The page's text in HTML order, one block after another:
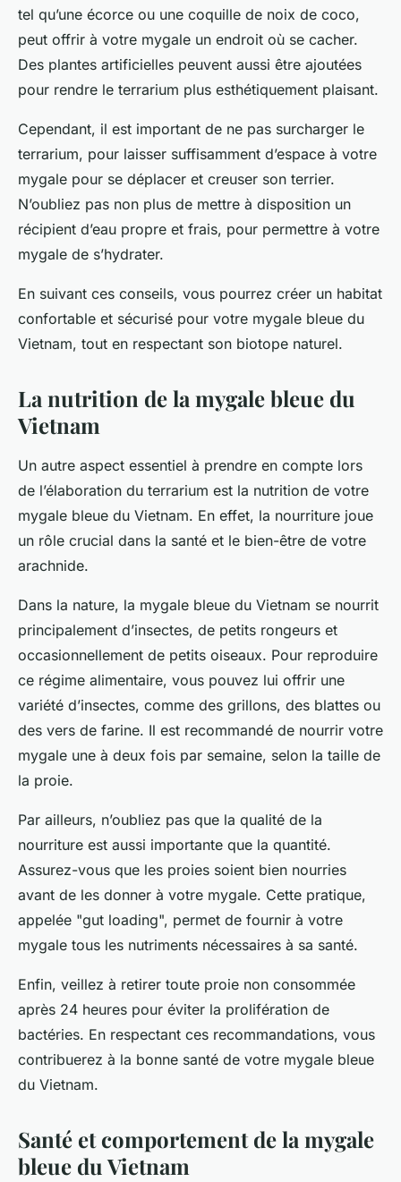
tel qu’une écorce ou une coquille de noix de coco,
peut offrir à votre mygale un endroit où se cacher.
Des plantes artificielles peuvent aussi être ajoutées
pour rendre le terrarium plus esthétiquement plaisant.
Cependant, il est important de ne pas surcharger le
terrarium, pour laisser suffisamment d’espace à votre
mygale pour se déplacer et creuser son terrier.
N’oubliez pas non plus de mettre à disposition un
récipient d’eau propre et frais, pour permettre à votre
mygale de s’hydrater.
En suivant ces conseils, vous pourrez créer un habitat
confortable et sécurisé pour votre mygale bleue du
Vietnam, tout en respectant son biotope naturel.
La nutrition de la mygale bleue du
Vietnam
Un autre aspect essentiel à prendre en compte lors
de l’élaboration du terrarium est la nutrition de votre
mygale bleue du Vietnam. En effet, la nourriture joue
un rôle crucial dans la santé et le bien-être de votre
arachnide.
Dans la nature, la mygale bleue du Vietnam se nourrit
principalement d’insectes, de petits rongeurs et
occasionnellement de petits oiseaux. Pour reproduire
ce régime alimentaire, vous pouvez lui offrir une
variété d’insectes, comme des grillons, des blattes ou
des vers de farine. Il est recommandé de nourrir votre
mygale une à deux fois par semaine, selon la taille de
la proie.
Par ailleurs, n’oubliez pas que la qualité de la
nourriture est aussi importante que la quantité.
Assurez-vous que les proies soient bien nourries
avant de les donner à votre mygale. Cette pratique,
appelée "gut loading", permet de fournir à votre
mygale tous les nutriments nécessaires à sa santé.
Enfin, veillez à retirer toute proie non consommée
après 24 heures pour éviter la prolifération de
bactéries. En respectant ces recommandations, vous
contribuerez à la bonne santé de votre mygale bleue
du Vietnam.
Santé et comportement de la mygale
bleue du Vietnam